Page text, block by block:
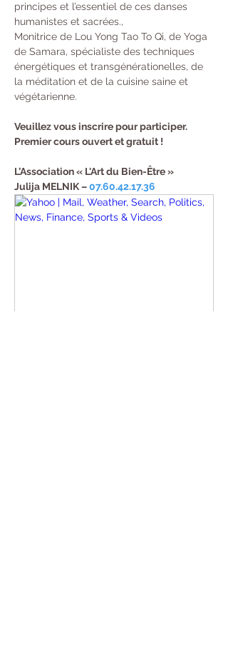
principes et l’essentiel de ces danses
humanistes et sacrées.,
Monitrice de Lou Yong Tao To Qi, de Yoga
de Samara, spécialiste des techniques
énergétiques et transgénérationelles, de
la méditation et de la cuisine saine et
végétarienne.
Veuillez vous inscrire pour participer.
Premier cours ouvert et gratuit !
L’Association « L'Art du Bien-Être »
Julija MELNIK – 07.60.42.17.36